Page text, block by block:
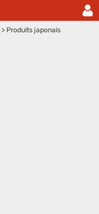
> Produits japonais